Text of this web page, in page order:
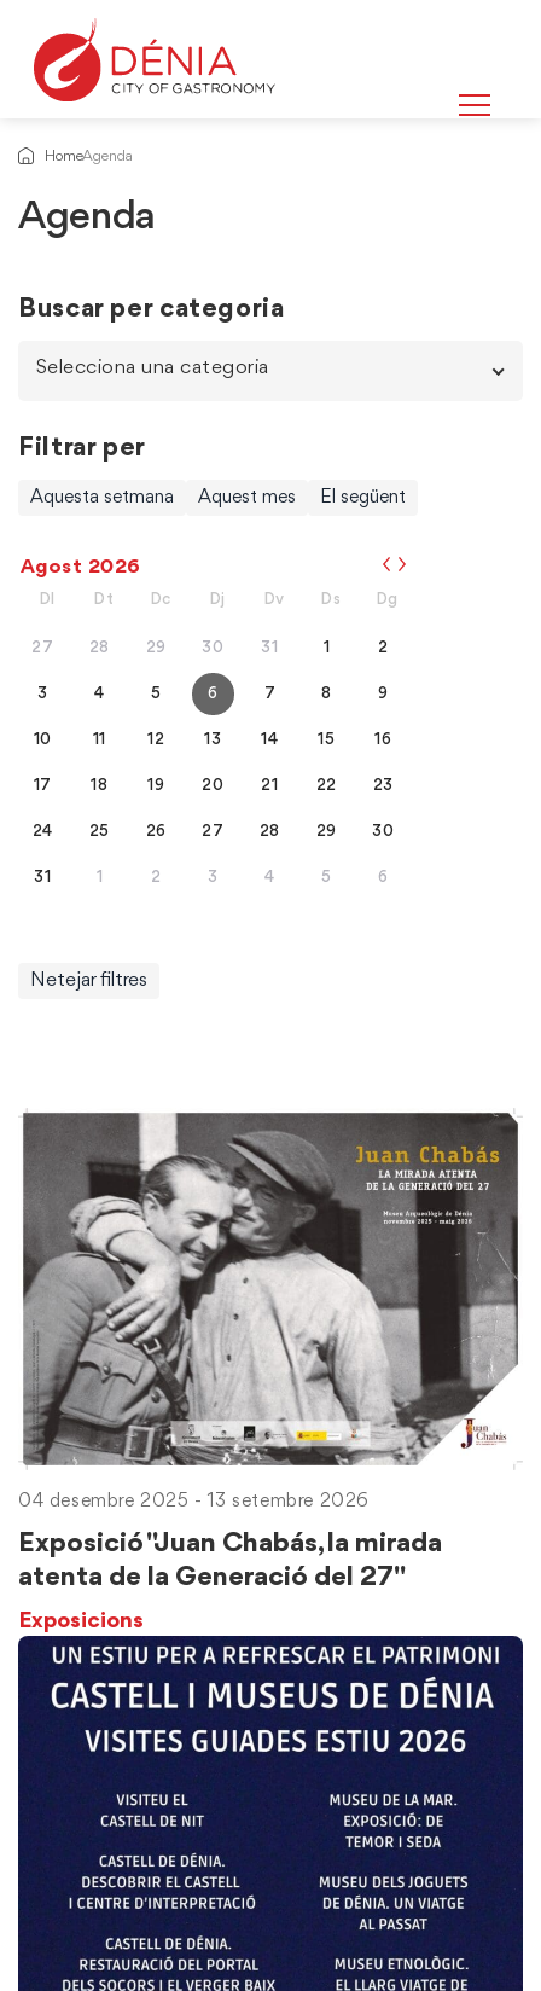
HomeAgenda
Agenda
Buscar per categoria
Selecciona una categoria
Filtrar per
Aquesta setmana Aquest mes El següent
Agost 2026
Dl Dt Dc Dj Dv Ds Dg
27 28 29 30 31 1 2
3 4 5 6 7 8 9
10 11 12 13 14 15 16
17 18 19 20 21 22 23
24 25 26 27 28 29 30
31 1 2 3 4 5 6
Netejar filtres
04 desembre 2025 - 13 setembre 2026
Exposició "Juan Chabás, la mirada
atenta de la Generació del 27"
Exposicions